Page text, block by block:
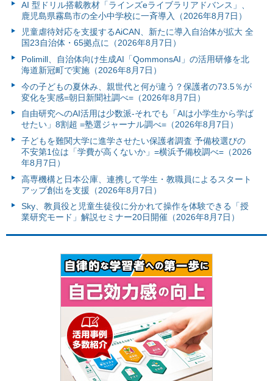
AI 型ドリル搭載教材「ラインズeライブラリアドバンス」、
鹿児島県霧島市の全小中学校に一斉導入（2026年8月7日）
児童虐待対応を支援するAiCAN、新たに導入自治体が拡大 全
国23自治体・65拠点に（2026年8月7日）
Polimill、自治体向け生成AI「QommonsAI」の活用研修を北
海道新冠町で実施（2026年8月7日）
今の子どもの夏休み、親世代と何が違う？保護者の73.5％が
変化を実感=朝日新聞社調べ=（2026年8月7日）
自由研究へのAI活用は少数派-それでも「AIは小学生から学ば
せたい」8割超 =塾選ジャーナル調べ=（2026年8月7日）
子どもを難関大学に進学させたい保護者調査 予備校選びの
不安第1位は「学費が高くないか」=横浜予備校調べ=（2026
年8月7日）
高専機構と日本公庫、連携して学生・教職員によるスタート
アップ創出を支援（2026年8月7日）
Sky、教員役と児童生徒役に分かれて操作を体験できる「授
業研究モード」解説セミナー20日開催（2026年8月7日）